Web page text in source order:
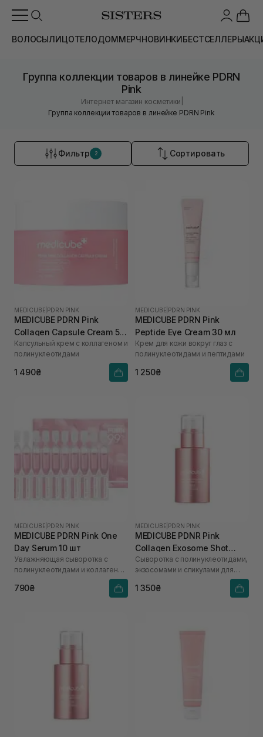
ВОЛОСЫЛИЦОТЕЛОДОММЕРЧНОВИНКИБЕСТСЕЛЛЕРЫ
Группа коллекции товаров в линейке PDRN
Pink
Интернет магазин косметики
Группа коллекции товаров в линейке PDRN Pink
Фильтр 2 Сортировать
MEDICUBE PDRN PINK
MEDICUBE PDRN Pink
Collagen Capsule Cream 55
г
Капсульный крем с коллагеном и
полинуклеотидами
1 490₴
MEDICUBE PDRN PINK
MEDICUBE PDRN Pink
Peptide Eye Cream 30 мл
Крем для кожи вокруг глаз с
полинуклеотидами и пептидами
1 250₴
MEDICUBE PDRN PINK
MEDICUBE PDRN Pink One
Day Serum 10 шт
Увлажняющая сыворотка с
полинуклеотидами и коллагеном
790₴
MEDICUBE PDRN PINK
MEDICUBE PDNR Pink
Collagen Exosome Shot
2000 30 мл
Сыворотка с полинуклеотидами,
экзосомами и спикулами для
ежедневного использования
1 350₴